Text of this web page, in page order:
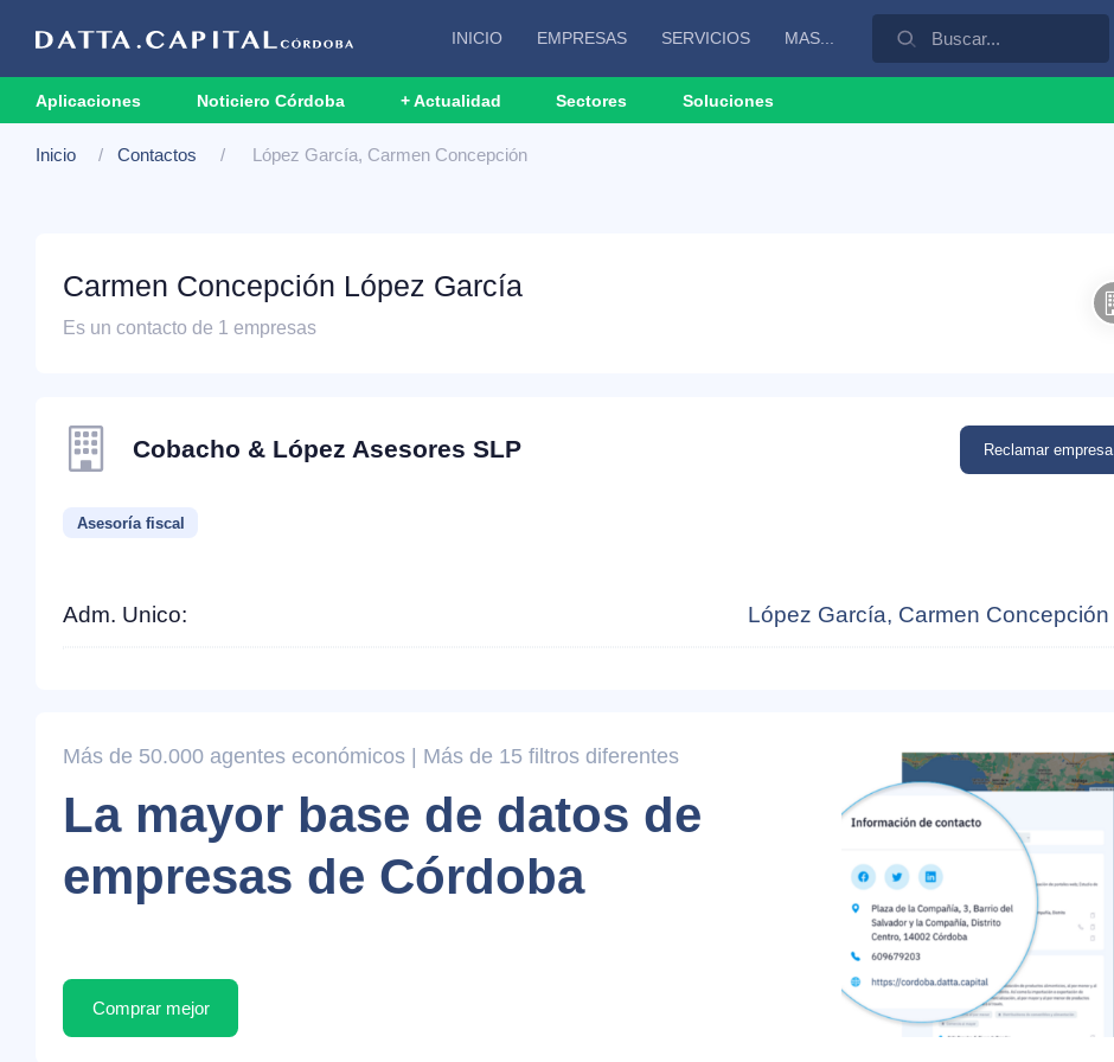
INICIO EMPRESAS SERVICIOS MAS...
Aplicaciones Noticiero Córdoba + Actualidad Sectores Soluciones
Inicio Contactos López García, Carmen Concepción
Carmen Concepción López García
Es un contacto de 1 empresas
Cobacho & López Asesores SLP Reclamar empresa
Asesoría fiscal
Adm. Unico: López García, Carmen Concepción
Más de 50.000 agentes económicos | Más de 15 filtros diferentes
La mayor base de datos de
empresas de Córdoba
Comprar mejor